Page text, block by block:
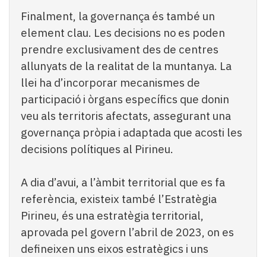
Finalment, la governança és també un
element clau. Les decisions no es poden
prendre exclusivament des de centres
allunyats de la realitat de la muntanya. La
llei ha d’incorporar mecanismes de
participació i òrgans específics que donin
veu als territoris afectats, assegurant una
governança pròpia i adaptada que acosti les
decisions polítiques al Pirineu.
A dia d’avui, a l’àmbit territorial que es fa
referència, existeix també l’Estratègia
Pirineu, és una estratègia territorial,
aprovada pel govern l’abril de 2023, on es
defineixen uns eixos estratègics i uns